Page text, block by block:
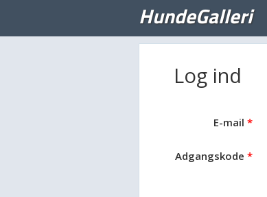
HundeGalleri
Log ind
E-mail
Adgangskode